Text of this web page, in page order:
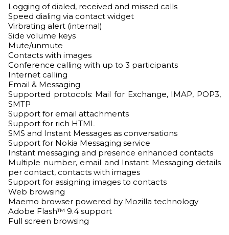
Logging of dialed, received and missed calls
Speed dialing via contact widget
Virbrating alert (internal)
Side volume keys
Mute/unmute
Contacts with images
Conference calling with up to 3 participants
Internet calling
Email & Messaging
Supported protocols: Mail for Exchange, IMAP, POP3,
SMTP
Support for email attachments
Support for rich HTML
SMS and Instant Messages as conversations
Support for Nokia Messaging service
Instant messaging and presence enhanced contacts
Multiple number, email and Instant Messaging details
per contact, contacts with images
Support for assigning images to contacts
Web browsing
Maemo browser powered by Mozilla technology
Adobe Flash™ 9.4 support
Full screen browsing